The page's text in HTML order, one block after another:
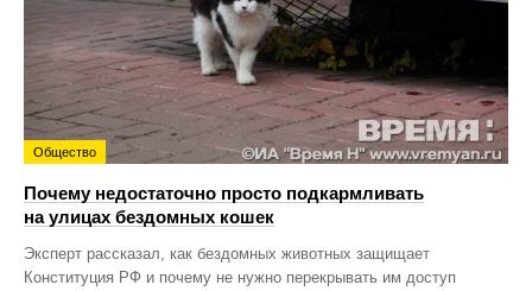
Общество
Почему недостаточно просто подкармливать
на улицах бездомных кошек
Эксперт рассказал, как бездомных животных защищает
Конституция РФ и почему не нужно перекрывать им доступ